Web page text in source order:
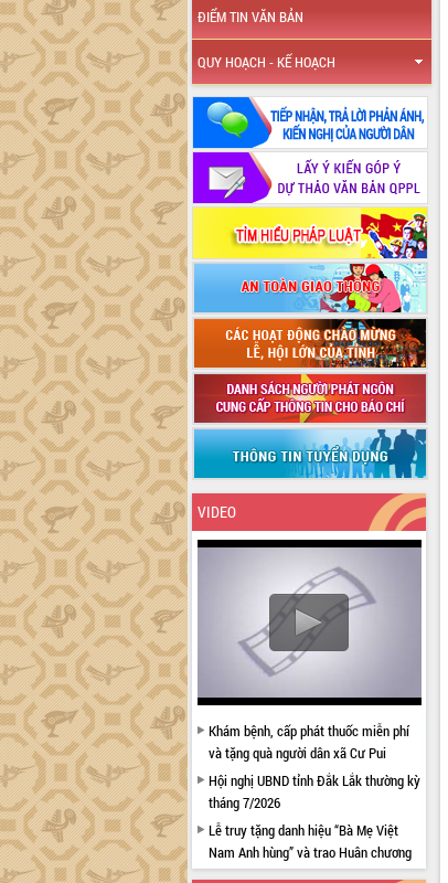
ĐIỂM TIN VĂN BẢN
QUY HOẠCH - KẾ HOẠCH
VIDEO
Khám bệnh, cấp phát thuốc miễn phí
và tặng quà người dân xã Cư Pui
Hội nghị UBND tỉnh Đắk Lắk thường kỳ
tháng 7/2026
Lễ truy tặng danh hiệu “Bà Mẹ Việt
Nam Anh hùng” và trao Huân chương
Lao động